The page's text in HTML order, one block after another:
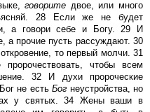
говорите двое, или много
28 Если же не будет
а говори себе и Богу. 29 И
а прочие пусть рассуждают. 30
то первый молчи. 31
чтобы всем
32 И духи пророческие
не есть Бог неустройства, но
у святых. 34 Жены ваши в